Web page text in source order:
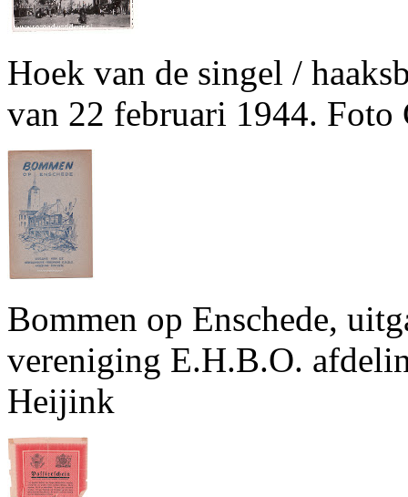
Hoek van de singel /
van 22 februari 1944.
Bommen op Enschede,
vereniging E.H.B.O.
Heijink